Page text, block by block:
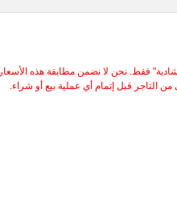
فقط. نحن لا نضمن مطابقة هذه الأسعار
التاجر قبل إتمام أي عملية بيع أو شراء.